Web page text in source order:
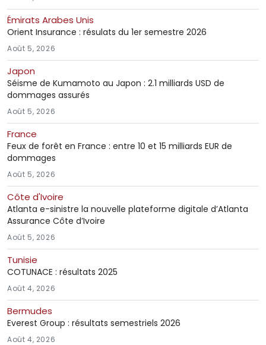
Émirats Arabes Unis
Orient Insurance : résulats du 1er semestre 2026
Août 5, 2026
Japon
Séisme de Kumamoto au Japon : 2.1 milliards USD de
dommages assurés
Août 5, 2026
France
Feux de forêt en France : entre 10 et 15 milliards EUR de
dommages
Août 5, 2026
Côte d'Ivoire
Atlanta e-sinistre la nouvelle plateforme digitale d’Atlanta
Assurance Côte d’Ivoire
Août 5, 2026
Tunisie
COTUNACE : résultats 2025
Août 4, 2026
Bermudes
Everest Group : résultats semestriels 2026
Août 4, 2026